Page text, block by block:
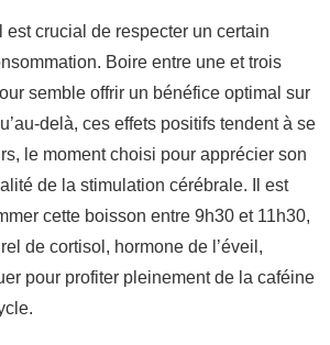
est crucial de respecter un certain
Boire entre une et trois
semble offrir un bénéfice optimal sur
delà, ces effets positifs tendent à se
le moment choisi pour apprécier son
de la stimulation cérébrale. Il est
cette boisson entre 9h30 et 11h30,
de cortisol, hormone de l’éveil,
pour profiter pleinement de la caféine